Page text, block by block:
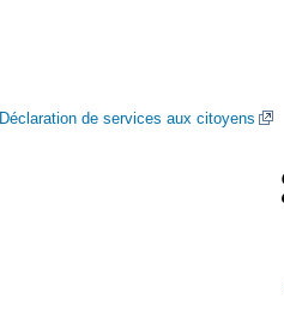
Déclaration de services aux citoyens